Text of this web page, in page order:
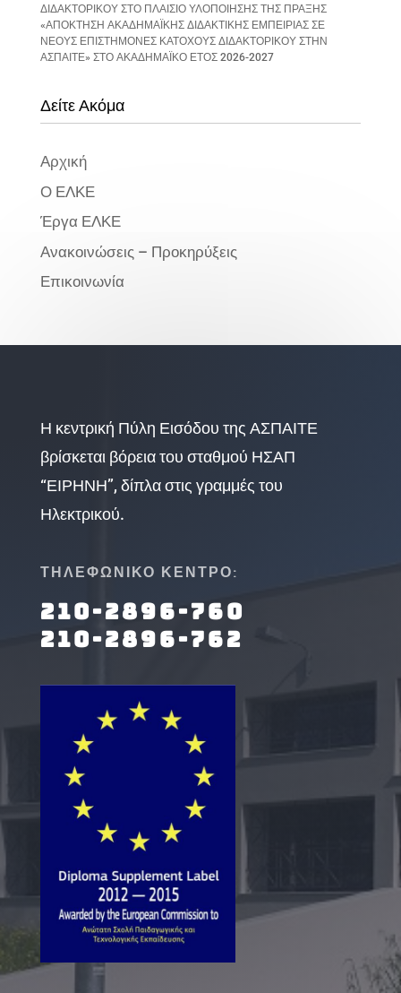
ΔΙΔΑΚΤΟΡΙΚΟΥ ΣΤΟ ΠΛΑΙΣΙΟ ΥΛΟΠΟΙΗΣΗΣ ΤΗΣ ΠΡΑΞΗΣ
«ΑΠΟΚΤΗΣΗ ΑΚΑΔΗΜΑΪΚΗΣ ΔΙΔΑΚΤΙΚΗΣ ΕΜΠΕΙΡΙΑΣ ΣΕ
ΝΕΟΥΣ ΕΠΙΣΤΗΜΟΝΕΣ ΚΑΤΟΧΟΥΣ ΔΙΔΑΚΤΟΡΙΚΟΥ ΣΤΗΝ
ΑΣΠΑΙΤΕ» ΣΤΟ ΑΚΑΔΗΜΑΪΚΟ ΕΤΟΣ 2026-2027
Δείτε Ακόμα
Αρχική
Ο ΕΛΚΕ
Έργα ΕΛΚΕ
Ανακοινώσεις – Προκηρύξεις
Επικοινωνία
Η κεντρική Πύλη Εισόδου της ΑΣΠΑΙΤΕ
βρίσκεται βόρεια του σταθμού ΗΣΑΠ
“ΕΙΡΗΝΗ”, δίπλα στις γραμμές του
Ηλεκτρικού.
ΤΗΛΕΦΩΝΙΚΟ ΚΕΝΤΡΟ:
210-2896-760
210-2896-762